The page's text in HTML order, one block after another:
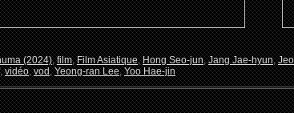
(2024),film,Film Asiatique,Hong Seo-jun,Jang Jae-hyun,
,vidéo,vod,Yeong-ran Lee,Yoo Hae-jin